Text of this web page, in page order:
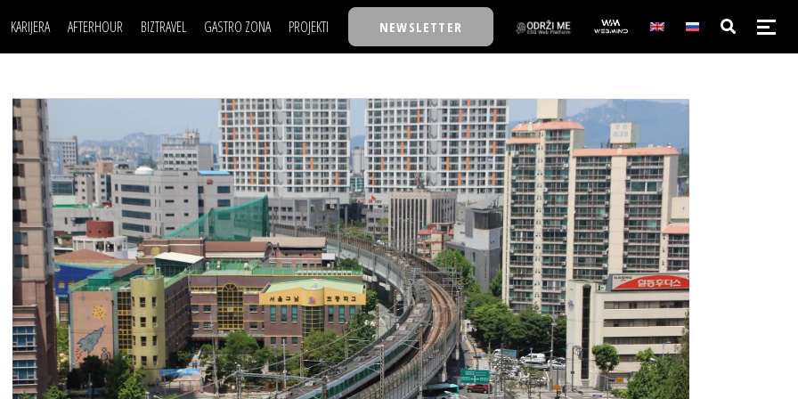
KARIJERA
LJUDI (HR)
MOJ UGAO
USAVRŠAVANJE
KNOW-HOW
AFTERHOUR
AUTO SVET
STIL
WELLBEING
BIZTRAVEL GASTRO ZONA PROJEKTI
TASTY TALKS
30 ISPOD 30
BACK TO OFFICE/SCHOOL
BIZBENDOVI
BIZKOLEGIJUM
BMW BIZNIS LIGA
BIZLIFE WEEK
IZJAVA GODINE
NEWSLETTER
POSAO
MOJ UGAO
USAVRŠAVANJE
KNOW-HOW
FILM I SCENA
AUTO SVET
WELLBEING
NAJKOLEGA
30 ISPOD 30
BACK TO OFFICE/SCHOOL
BIZBENDOVI
BIZKOLEGIJUM
BMW BIZNIS LIGA
BIZLIFE WEEK
IZJAVA GODINE